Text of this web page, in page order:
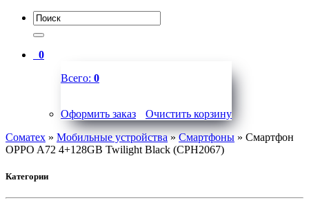
0
Всего: 0
Оформить заказ
Очистить корзину
Соматех » Мобильные устройства»Смартфоны » Смартфон
OPPO A72 4+128GB Twilight Black (CPH2067)
Категории